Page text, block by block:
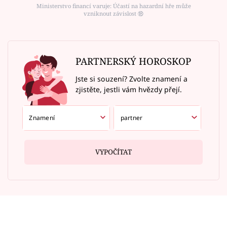
Ministerstvo financí varuje: Účastí na hazardní hře může
vzniknout závislost ⑱
PARTNERSKÝ HOROSKOP
Jste si souzení? Zvolte znamení a
zjistěte, jestli vám hvězdy přejí.
VYPOČÍTAT